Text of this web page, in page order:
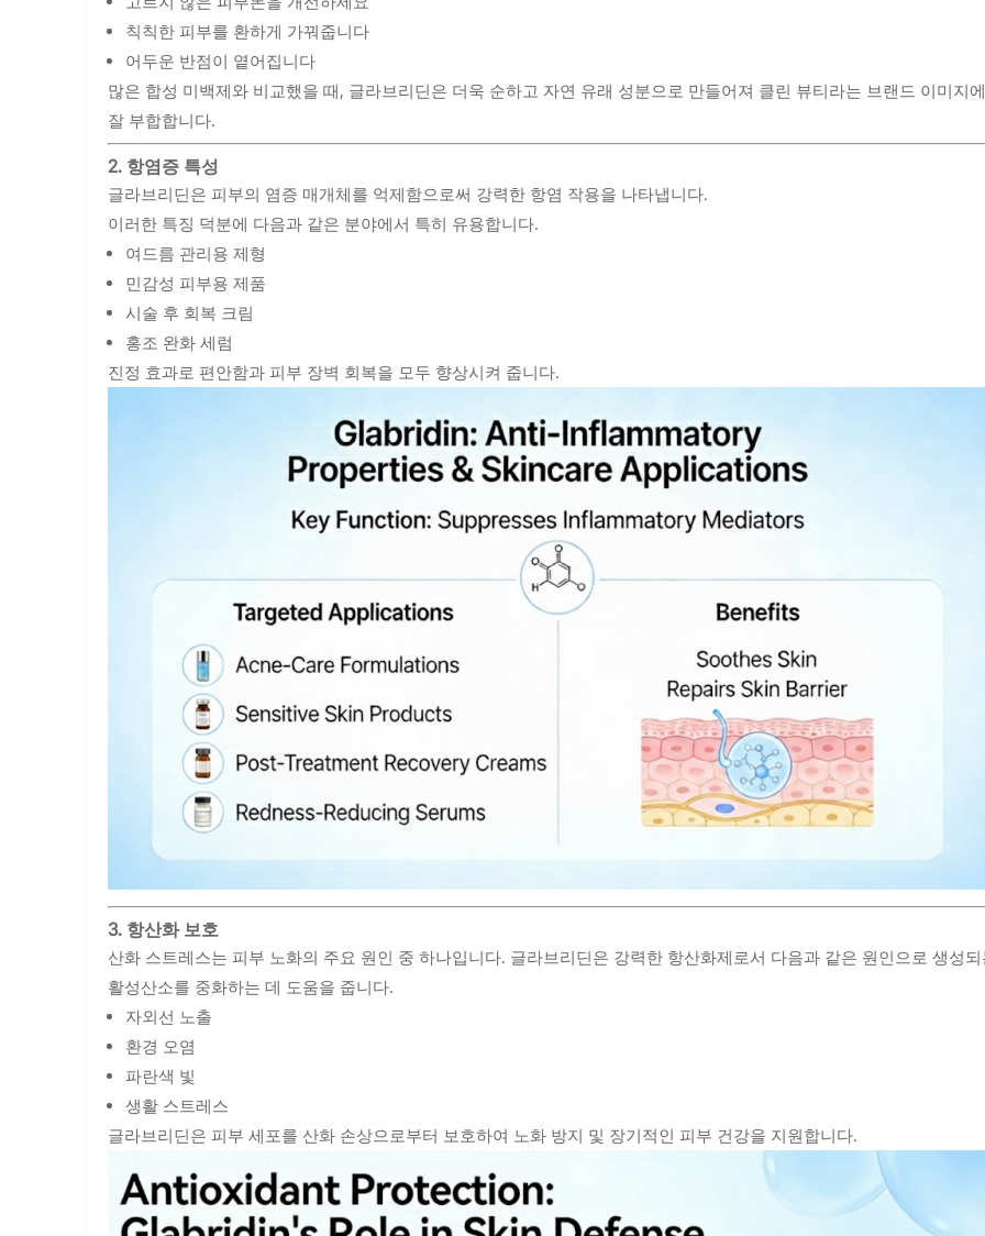
칙칙한 피부를 환하게 가꿔줍니다
어두운 반점이 옅어집니다
많은 합성 미백제와 비교했을 때, 글라브리딘은 더욱 순하고 자연 유래 성분으로 만들어져 클린 뷰티라는 브랜드 이미지
잘 부합합니다.
2. 항염증 특성
글라브리딘은 피부의 염증 매개체를 억제함으로써 강력한 항염 작용을 나타냅니다.
이러한 특징 덕분에 다음과 같은 분야에서 특히 유용합니다.
여드름 관리용 제형
민감성 피부용 제품
시술 후 회복 크림
홍조 완화 세럼
진정 효과로 편안함과 피부 장벽 회복을 모두 향상시켜 줍니다.
3. 항산화 보호
산화 스트레스는 피부 노화의 주요 원인 중 하나입니다. 글라브리딘은 강력한 항산화제로서 다음과 같은 원인으로 생성
활성산소를 중화하는 데 도움을 줍니다.
자외선 노출
환경 오염
파란색 빛
생활 스트레스
글라브리딘은 피부 세포를 산화 손상으로부터 보호하여 노화 방지 및 장기적인 피부 건강을 지원합니다.